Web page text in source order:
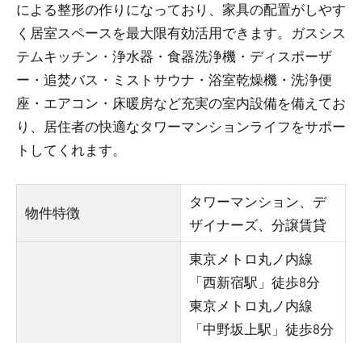
による整形の作りになっており、家具の配置がしやす
く居室スペースを最大限有効活用できます。ガスシス
テムキッチン・浄水器・食器洗浄機・ディスポーザ
ー・追焚バス・ミストサウナ・浴室乾燥機・洗浄便
座・エアコン・床暖房など充実の室内設備を備えてお
り、居住者の快適なタワーマンションライフをサポー
トしてくれます。
物件特徴
タワーマンション、デ
ザイナーズ、分譲賃貸
東京メトロ丸ノ内線
「西新宿駅」徒歩8分
東京メトロ丸ノ内線
「中野坂上駅」徒歩8分